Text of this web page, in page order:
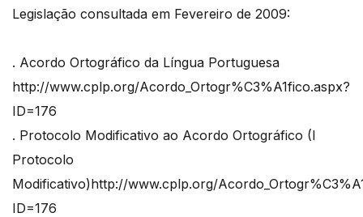
Legislação consultada em Fevereiro de 2009:
. Acordo Ortográfico da Língua Portuguesa
http://www.cplp.org/Acordo_Ortogr%C3%A1fico.aspx?
ID=176
. Protocolo Modificativo ao Acordo Ortográfico (I
Protocolo
Modificativo)http://www.cplp.org/
ID=176